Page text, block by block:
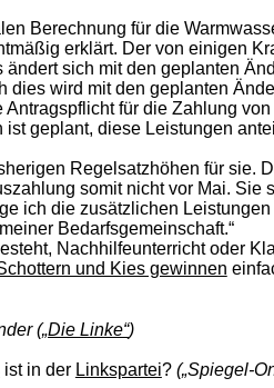
Berechnung für die
erklärt. Der von einigen
sich mit den geplanten
wird mit den geplanten
für die Zahlung
geplant, diese Leistungen
Regelsatzhöhen für sie.
somit nicht vor Mai.
ich die zusätzlichen
Bedarfsgemeinschaft.“
Nachhilfeunterricht oder
und Kies gewinnen
(„Die Linke“)
ist in der Linkspartei? („Spiegel-